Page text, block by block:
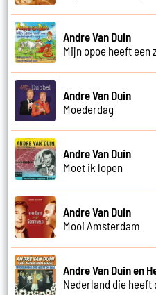
Andre Van Duin
Mijn opoe heeft een
Andre Van Duin
Moederdag
Andre Van Duin
Moet ik lopen
Andre Van Duin
Mooi Amsterdam
Andre Van Duin en
Nederland die heeft